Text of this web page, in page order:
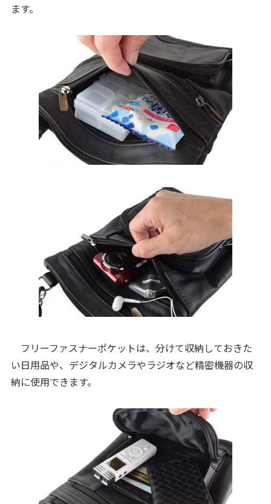
ます。
フリーファスナーポケットは、分けて収納しておきた
い日用品や、デジタルカメラやラジオなど精密機器の収
納に使用できます。